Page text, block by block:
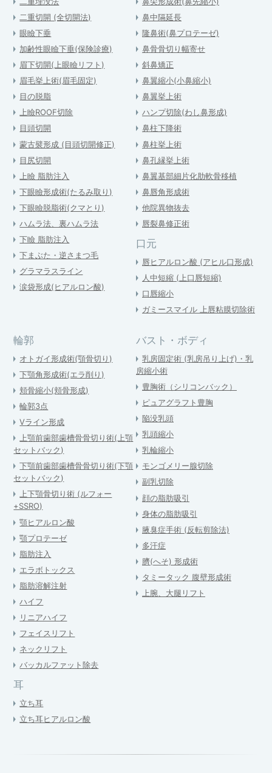
二重切開 (全切開法)
眼瞼下垂
加齢性眼瞼下垂(保険診療)
眉下切開(上眼瞼リフト)
眉毛挙上術(眉毛固定)
目の脱脂
上瞼ROOF切除
目頭切開
蒙古襞形成 (目頭切開修正)
目尻切開
上瞼 脂肪注入
下眼瞼形成術(たるみ取り)
下眼瞼脱脂術(クマとり)
ハムラ法、裏ハムラ法
下瞼 脂肪注入
下まぶた・逆さまつ毛
グラマラスライン
涙袋形成(ヒアルロン酸)
鼻中隔延長
隆鼻術(鼻プロテーゼ)
鼻骨骨切り幅寄せ
斜鼻矯正
鼻翼縮小(小鼻縮小)
鼻翼挙上術
ハンプ切除(わし鼻形成)
鼻柱下降術
鼻柱挙上術
鼻孔縁挙上術
鼻翼基部細片化肋軟骨移植
鼻唇角形成術
他院異物抜去
唇裂鼻修正術
口元
唇ヒアルロン酸 (アヒル口形成)
人中短縮 (上口唇短縮)
口唇縮小
ガミースマイル 上唇粘膜切除術
輪郭
オトガイ形成術(顎骨切り)
下顎角形成術(エラ削り)
頬骨縮小(頬骨形成)
輪郭3点
Vライン形成
上顎前歯部歯槽骨骨切り術(上顎
セットバック)
下顎前歯部歯槽骨骨切り術(下顎
セットバック)
上下顎骨切り術 (ルフォー
+SSRO)
顎ヒアルロン酸
顎プロテーゼ
脂肪注入
エラボトックス
脂肪溶解注射
ハイフ
リニアハイフ
フェイスリフト
ネックリフト
バッカルファット除去
耳
立ち耳
立ち耳ヒアルロン酸
バスト・ボディ
乳房固定術 (乳房吊り上げ)・乳
房縮小術
豊胸術（シリコンバック）
ピュアグラフト豊胸
陥没乳頭
乳頭縮小
乳輪縮小
モンゴメリー腺切除
副乳切除
顔の脂肪吸引
身体の脂肪吸引
腋臭症手術 (反転剪除法)
多汗症
臍(へそ) 形成術
タミータック 腹壁形成術
上腕、大腿リフト